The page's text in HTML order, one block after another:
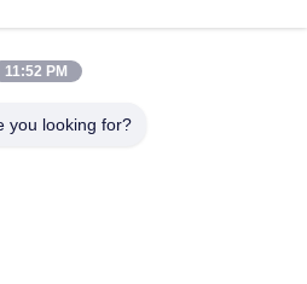
magnetische rol separator
van het veldspaatproces
11:52 PM
you looking for?